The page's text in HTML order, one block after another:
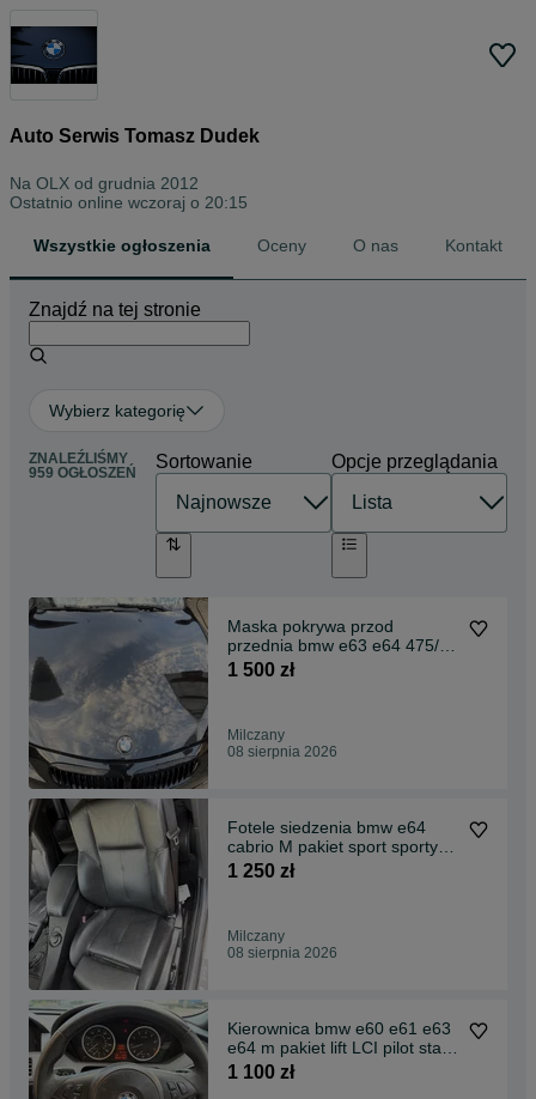
Auto Serwis Tomasz Dudek
Na OLX od grudnia 2012
Ostatnio online wczoraj o 20:15
Wszystkie ogłoszenia Oceny O nas Kontakt
Znajdź na tej stronie
Wybierz kategorię
ZNALEŹLIŚMY
959 OGŁOSZEŃ
Sortowanie Opcje przeglądania
Maska pokrywa przod
przednia bmw e63 e64 475/9
black sapphire metalic
1 500 zł
Milczany
08 sierpnia 2026
Fotele siedzenia bmw e64
cabrio M pakiet sport sporty
czarne skora czarna UK
1 250 zł
Milczany
08 sierpnia 2026
Kierownica bmw e60 e61 e63
e64 m pakiet lift LCI pilot start
stop Idealna poduszka air bag
1 100 zł